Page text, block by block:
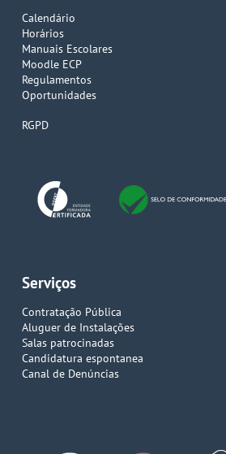
Calendário
Horários
Manuais Escolares
Moodle ECP
Regulamentos
Oportunidades
RGPD
Serviços
Contratação Pública
Aluguer de Instalações
Salas patrocinadas
Candidatura espontanea
Canal de Denúncias